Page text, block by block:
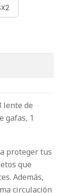
lente de
gafas, 1
proteger tus
que
Además,
circulación